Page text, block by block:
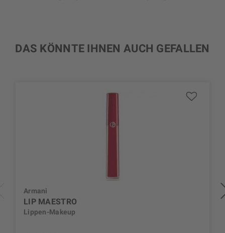
DAS KÖNNTE IHNEN AUCH GEFALLEN
Armani
LIP MAESTRO
Lippen-Makeup